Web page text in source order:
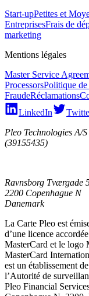
Start-upPetites et
EntreprisesFrais de
marketing
Mentions légales
Master Service
ProcessorsPolitique
FraudeRéclamations
LinkedIn
Pleo Technologies A/
(39155435)
Ravnsborg Tværgade
2200 Copenhague N
Danemark
La Carte Pleo est
d’une licence
MasterCard et le logo
MasterCard
est un établissement
l’Autorité de
Pleo Financial